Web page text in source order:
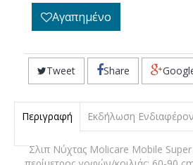
Αγαπημένο
Tweet Share
Περιγραφή Εκδήλωση
Σλιπ Νύχτας Molicare Mobile